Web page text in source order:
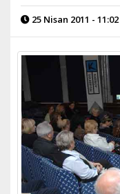
25 Nisan 2011 - 11:02